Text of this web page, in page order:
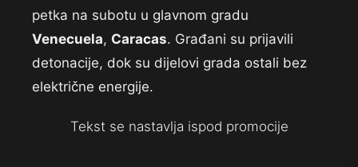
petka na subotu u glavnom gradu
Venecuela, Caracas. Građani su prijavili
detonacije, dok su dijelovi grada ostali bez
električne energije.
Tekst se nastavlja ispod promocije